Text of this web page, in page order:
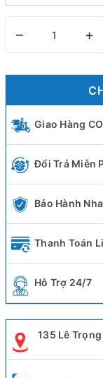
– +
Giao Hàng
Đổi Trả Miễn
Bảo Hành
Thanh Toán
Hỗ Trợ 24/7
135 Lê Trọng